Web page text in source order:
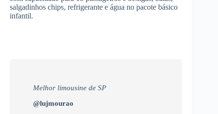
salgadinhos chips, refrigerante e água no pacote básico
infantil.
Melhor limousine de SP
@lujmourao